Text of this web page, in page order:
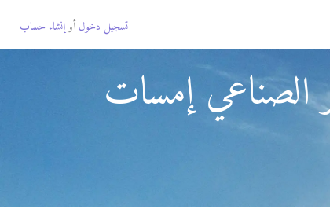
تسجيل دخول أوإنشاء حساب
الصناعي إمسات